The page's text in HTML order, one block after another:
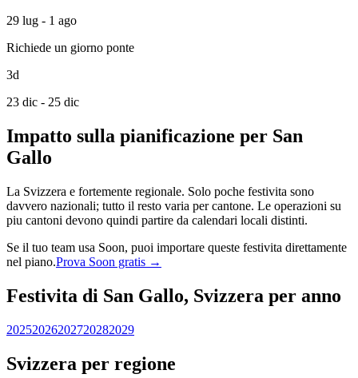
29 lug - 1 ago
Richiede un giorno ponte
3d
23 dic - 25 dic
Impatto sulla pianificazione per San
Gallo
La Svizzera e fortemente regionale. Solo poche festivita sono
davvero nazionali; tutto il resto varia per cantone. Le operazioni su
piu cantoni devono quindi partire da calendari locali distinti.
Se il tuo team usa Soon, puoi importare queste festivita direttamente
nel piano.Prova Soon gratis →
Festivita di San Gallo, Svizzera per anno
20252026202720282029
Svizzera per regione